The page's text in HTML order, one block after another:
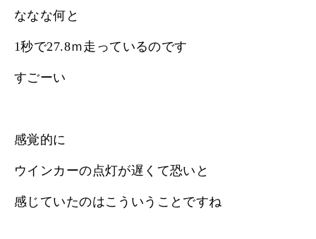
ななな何と
1秒で27.8ｍ走っているのです
すごーい
感覚的に
ウインカーの点灯が遅くて恐いと
感じていたのはこういうことですね